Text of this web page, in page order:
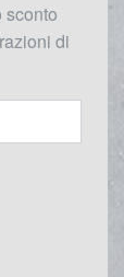
sconto
di